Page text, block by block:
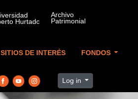
SITIOS DE INTERÉS FONDOS
Log in